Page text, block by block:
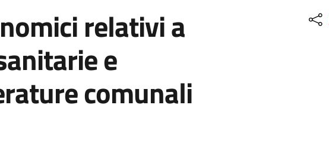
relativi a
e
comunali